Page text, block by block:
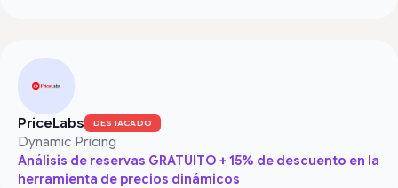
PriceLabs DESTACADO
Dynamic Pricing
Análisis de reservas GRATUITO + 15% de descuento en la
herramienta de precios dinámicos